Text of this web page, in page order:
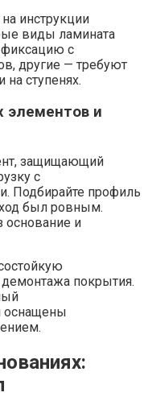
инструкции
виды ламината
фиксацию с
другие — требуют
ступенях.
элементов и
защищающий
с
Подбирайте профиль
был ровным.
основание и
демонтажа покрытия.
оснащены